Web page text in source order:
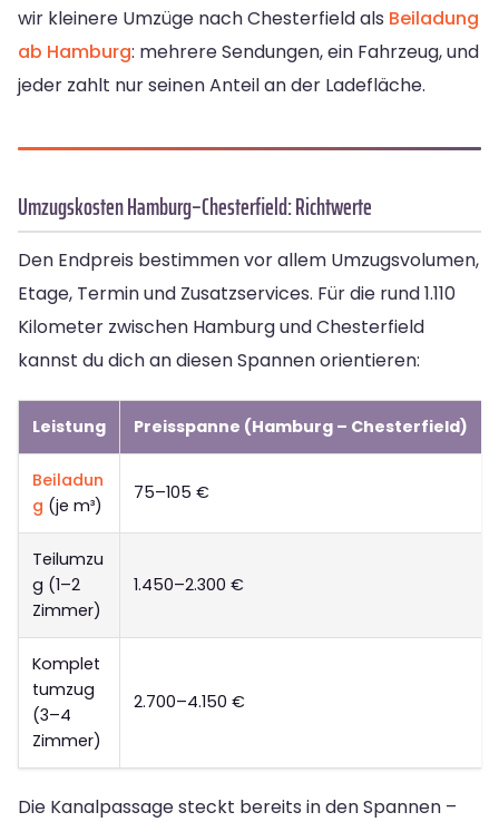
wir kleinere Umzüge nach Chesterfield als Beiladung
ab Hamburg: mehrere Sendungen, ein Fahrzeug, und
jeder zahlt nur seinen Anteil an der Ladefläche.
Umzugskosten Hamburg–Chesterfield: Richtwerte
Den Endpreis bestimmen vor allem Umzugsvolumen,
Etage, Termin und Zusatzservices. Für die rund 1.110
Kilometer zwischen Hamburg und Chesterfield
kannst du dich an diesen Spannen orientieren:
Leistung Preisspanne (Hamburg – Chesterfield)
Beiladun
g (je m³)
75–105 €
Teilumzu
g (1–2
Zimmer)
1.450–2.300 €
Komplet
tumzug
(3–4
Zimmer)
2.700–4.150 €
Die Kanalpassage steckt bereits in den Spannen –